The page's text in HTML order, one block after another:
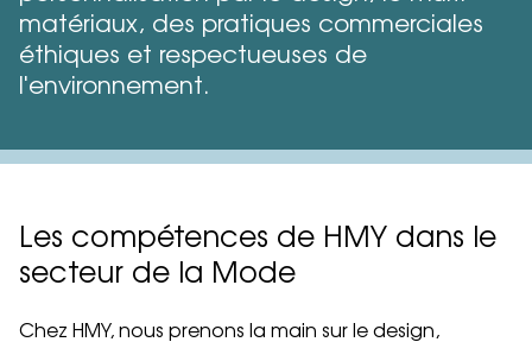
matériaux, des pratiques commerciales
éthiques et respectueuses de
l'environnement.
Les compétences de HMY dans le
secteur de la Mode
Chez HMY, nous prenons la main sur le design,